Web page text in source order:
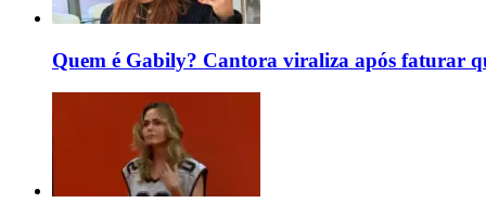
Quem é Gabily? Cantora viraliza após faturar